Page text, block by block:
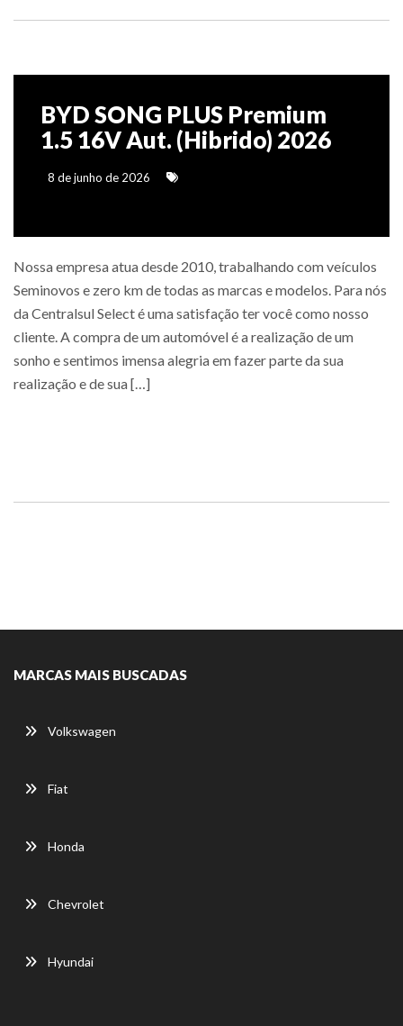
BYD SONG PLUS Premium
1.5 16V Aut. (Hibrido) 2026
8 de junho de 2026
Nossa empresa atua desde 2010, trabalhando com veículos
Seminovos e zero km de todas as marcas e modelos. Para nós
da Centralsul Select é uma satisfação ter você como nosso
cliente. A compra de um automóvel é a realização de um
sonho e sentimos imensa alegria em fazer parte da sua
realização e de sua […]
MARCAS MAIS BUSCADAS
Volkswagen
Fiat
Honda
Chevrolet
Hyundai